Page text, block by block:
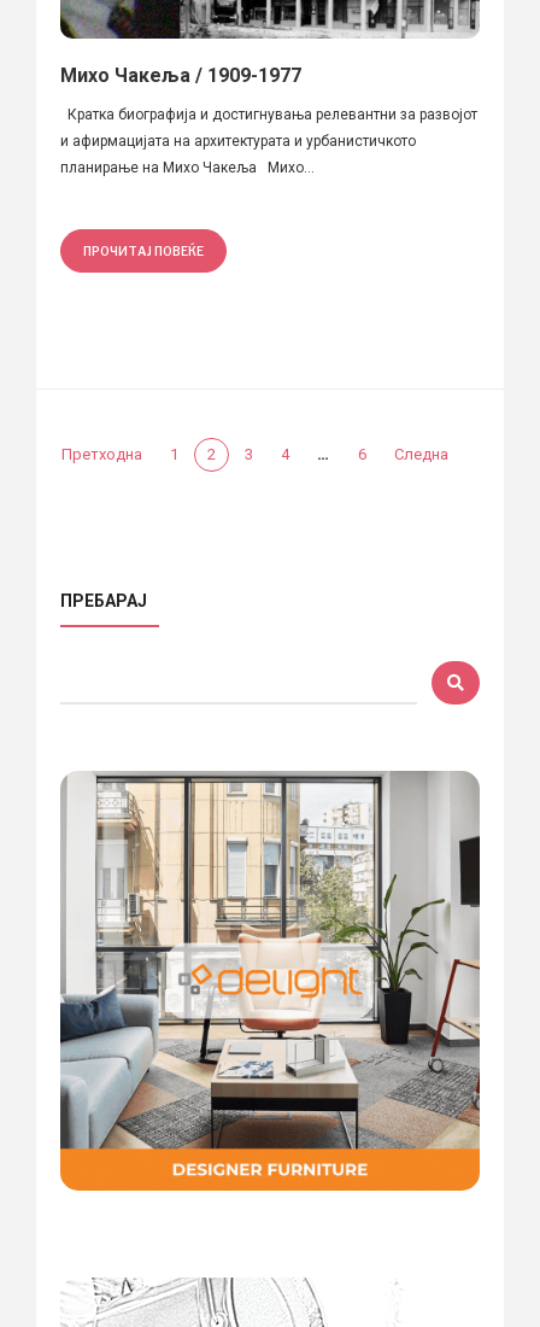
Михо Чакеља / 1909-1977
Кратка биографија и достигнувања релевантни за развојот
и афирмацијата на архитектурата и урбанистичкото
планирање на Михо Чакеља Михо...
ПРОЧИТАЈ ПОВЕЌЕ
Претходна 1 2 3 4 … 6 Следна
ПРЕБАРАЈ